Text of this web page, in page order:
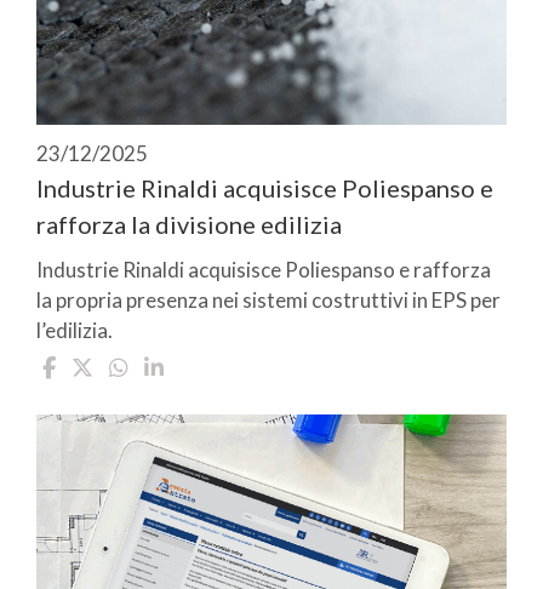
23/12/2025
Industrie Rinaldi acquisisce Poliespanso e
rafforza la divisione edilizia
Industrie Rinaldi acquisisce Poliespanso e rafforza
la propria presenza nei sistemi costruttivi in EPS per
l’edilizia.